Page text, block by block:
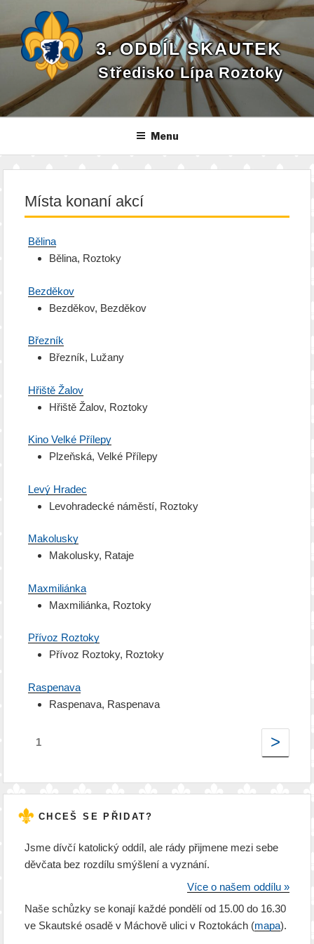
obsahu
webu
3. ODDÍL SKAUTEK
Středisko Lípa Roztoky
Menu
Místa konaní akcí
Bělina
Bělina, Roztoky
Bezděkov
Bezděkov, Bezděkov
Březník
Březník, Lužany
Hřiště Žalov
Hřiště Žalov, Roztoky
Kino Velké Přílepy
Plzeňská, Velké Přílepy
Levý Hradec
Levohradecké náměstí, Roztoky
Makolusky
Makolusky, Rataje
Maxmiliánka
Maxmiliánka, Roztoky
Přívoz Roztoky
Přívoz Roztoky, Roztoky
Raspenava
Raspenava, Raspenava
1 >
CHCEŠ SE PŘIDAT?
Jsme dívčí katolický oddíl, ale rády přijmene mezi sebe
děvčata bez rozdílu smýšlení a vyznání.
Více o našem oddílu »
Naše schůzky se konají každé pondělí od 15.00 do 16.30
ve Skautské osadě v Máchově ulici v Roztokách (mapa).